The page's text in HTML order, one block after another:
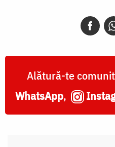
Alătură-te
WhatsApp,